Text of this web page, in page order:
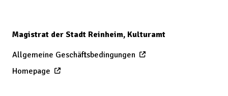
Magistrat der Stadt Reinheim, Kulturamt
Allgemeine Geschäftsbedingungen
Homepage